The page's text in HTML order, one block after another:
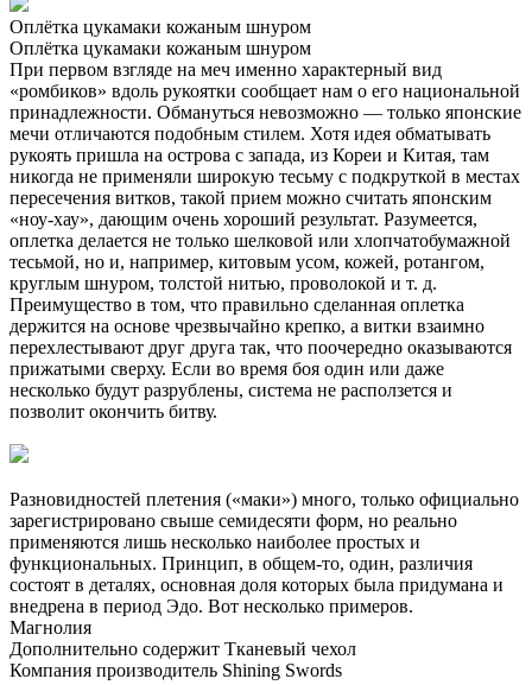
Оплётка цукамаки кожаным шнуром
Оплётка цукамаки кожаным шнуром
При первом взгляде на меч именно характерный вид
«ромбиков» вдоль рукоятки сообщает нам о его национальной
принадлежности. Обмануться невозможно — только японские
мечи отличаются подобным стилем. Хотя идея обматывать
рукоять пришла на острова с запада, из Кореи и Китая, там
никогда не применяли широкую тесьму с подкруткой в местах
пересечения витков, такой прием можно считать японским
«ноу-хау», дающим очень хороший результат. Разумеется,
оплетка делается не только шелковой или хлопчатобумажной
тесьмой, но и, например, китовым усом, кожей, ротангом,
круглым шнуром, толстой нитью, проволокой и т. д.
Преимущество в том, что правильно сделанная оплетка
держится на основе чрезвычайно крепко, а витки взаимно
перехлестывают друг друга так, что поочередно оказываются
прижатыми сверху. Если во время боя один или даже
несколько будут разрублены, система не расползется и
позволит окончить битву.
Разновидностей плетения («маки») много, только официально
зарегистрировано свыше семидесяти форм, но реально
применяются лишь несколько наиболее простых и
функциональных. Принцип, в общем-то, один, различия
состоят в деталях, основная доля которых была придумана и
внедрена в период Эдо. Вот несколько примеров.
Магнолия
Дополнительно содержит Тканевый чехол
Компания производитель Shining Swords